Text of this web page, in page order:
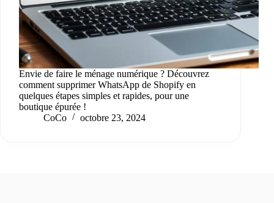
Envie de faire le ménage numérique ? Découvrez
comment supprimer WhatsApp de Shopify en
quelques étapes simples et rapides, pour une
boutique épurée !
CoCo
octobre 23, 2024